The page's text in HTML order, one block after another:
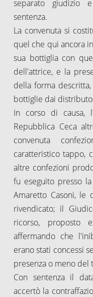
separato giudizio
sentenza.
La convenuta si
quel che qui ancora
sua bottiglia con
dell'attrice, e la
della forma
bottiglie dai
In corso di causa,
Repubblica Ceca
convenuta
caratteristico tappo,
altre confezioni
fu eseguito presso
Amaretto Casoni, le
rivendicato; il
ricorso, proposto
affermando che
erano stati concessi
presenza o meno del
Con sentenza il
accertò la